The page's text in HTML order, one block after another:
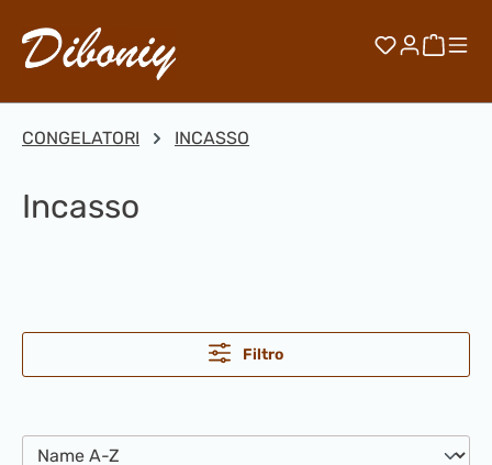
Passa al contenuto principale
Hai 0Il
CONGELATORI INCASSO
Incasso
Filtro